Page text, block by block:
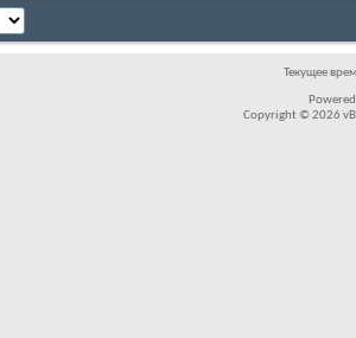
Текущее
Copyright © 2026